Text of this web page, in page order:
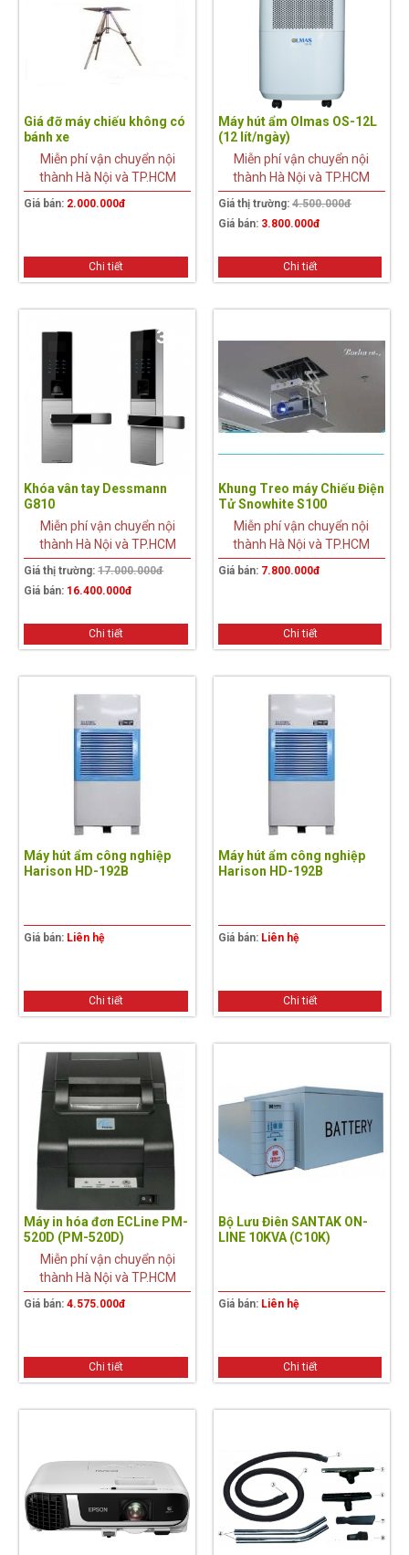
Giá đỡ máy chiếu không có
bánh xe
Miễn phí vận chuyển nội
thành Hà Nội và TP.HCM
Giá bán: 2.000.000đ
Chi tiết
Máy hút ẩm Olmas OS-12L
(12 lít/ngày)
Miễn phí vận chuyển nội
thành Hà Nội và TP.HCM
Giá thị trường: 4.500.000đ
Giá bán: 3.800.000đ
Chi tiết
Khóa vân tay Dessmann
G810
Miễn phí vận chuyển nội
thành Hà Nội và TP.HCM
Giá thị trường:17.000.000đ
Giá bán: 16.400.000đ
Chi tiết
3%
Khung Treo máy Chiếu Điện
Tử Snowhite S100
Miễn phí vận chuyển nội
thành Hà Nội và TP.HCM
Giá bán: 7.800.000đ
Chi tiết
Máy hút ẩm công nghiệp
Harison HD-192B
Giá bán: Liên hệ
Chi tiết
Máy hút ẩm công nghiệp
Harison HD-192B
Giá bán: Liên hệ
Chi tiết
Máy in hóa đơn ECLine PM-
520D (PM-520D)
Miễn phí vận chuyển nội
thành Hà Nội và TP.HCM
Giá bán:4.575.000đ
Chi tiết
Bộ Lưu Điên SANTAK ON-
LINE 10KVA (C10K)
Giá bán: Liên hệ
Chi tiết